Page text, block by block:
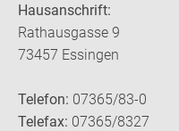
Hausanschrift:
Rathausgasse 9
73457 Essingen
Telefon: 07365/83-0
Telefax: 07365/8327